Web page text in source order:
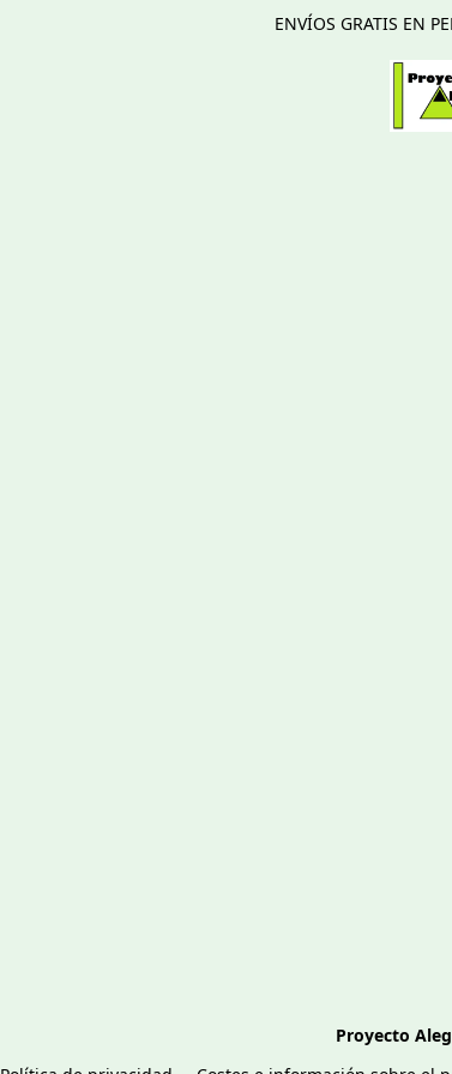
ENVÍOS GRATIS EN
Proyecto